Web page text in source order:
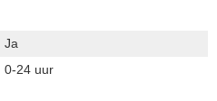
Ja
0-24 uur